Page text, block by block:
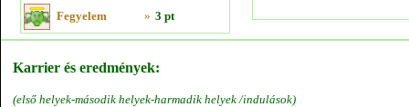
Fegyelem » 3 pt
Karrier és eredmények:
(első helyek-második helyek-harmadik helyek /indulások)